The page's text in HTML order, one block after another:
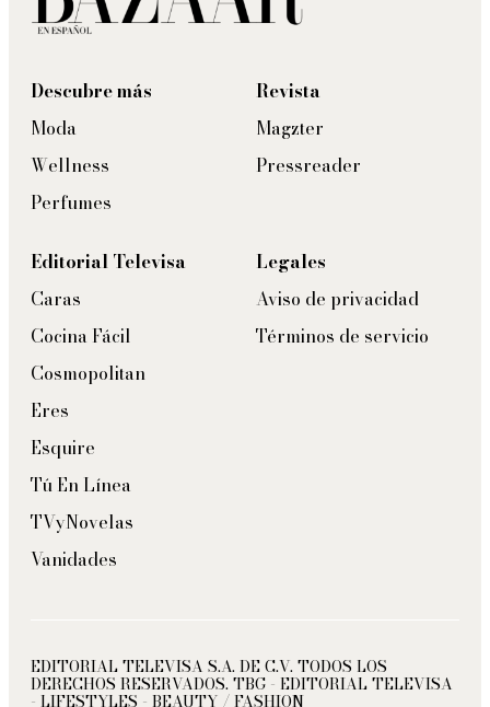
Descubre más
Moda
Wellness
Perfumes
Revista
Magzter
Pressreader
Editorial Televisa
Caras
Cocina Fácil
Cosmopolitan
Eres
Esquire
Tú En Línea
TVyNovelas
Vanidades
Legales
Aviso de privacidad
Términos de servicio
EDITORIAL TELEVISA S.A. DE C.V. TODOS LOS
DERECHOS RESERVADOS. TBG - EDITORIAL TELEVISA
- LIFESTYLES - BEAUTY / FASHION